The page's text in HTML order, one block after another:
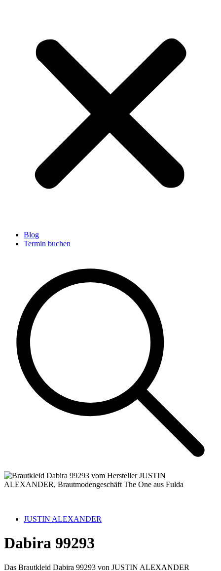
Blog
Termin buchen
JUSTIN ALEXANDER
Dabira 99293
Das Brautkleid Dabira 99293 von JUSTIN ALEXANDER